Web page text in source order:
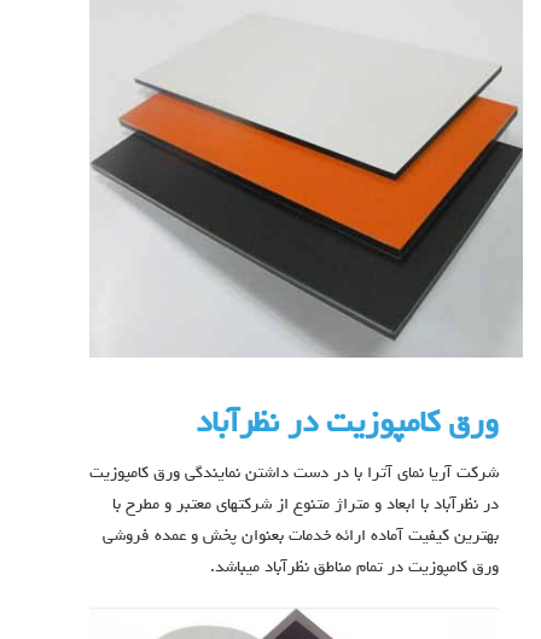
ورق کامپوزیت در نظرآباد
شرکت آریا نمای آترا با در دست داشتن نمایندگی ورق کامپوزیت
در نظرآباد با ابعاد و متراژ متنوع از شرکتهای معتبر و مطرح با
بهترین کیفیت آماده ارائه خدمات بعنوان پخش و عمده فروشی
ورق کامپوزیت در تمام مناطق نظرآباد میباشد.